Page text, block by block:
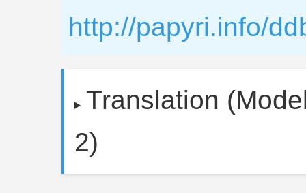
http://papyri.info/
Translation
2)